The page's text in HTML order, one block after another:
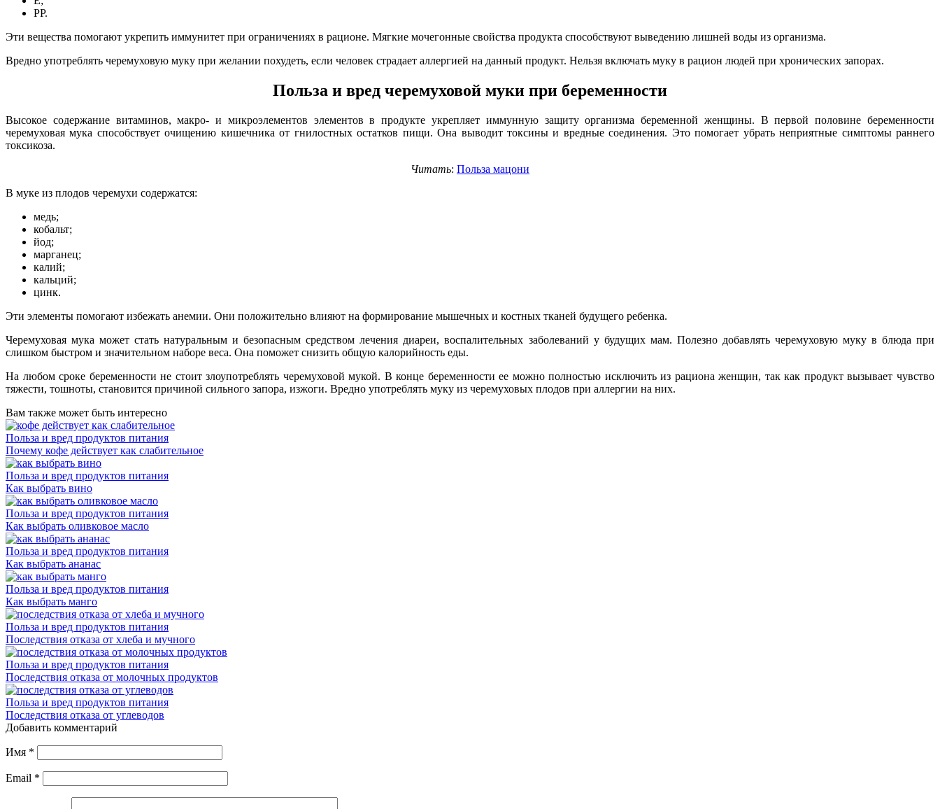
РР.
Эти вещества помогают укрепить иммунитет при ограничениях в рационе. Мягкие мочегонные свойства продукта способствуют выведению лишней воды из организма.
Вредно употреблять черемуховую муку при желании похудеть, если человек страдает аллергией на данный продукт. Нельзя включать муку в рацион людей при хронических запорах.
Польза и вред черемуховой муки при беременности
Высокое содержание витаминов, макро- и микроэлементов элементов в продукте укрепляет иммунную защиту организма беременной женщины. В первой половине беременности
черемуховая мука способствует очищению кишечника от гнилостных остатков пищи. Она выводит токсины и вредные соединения. Это помогает убрать неприятные симптомы раннего
токсикоза.
Читать: Польза мацони
В муке из плодов черемухи содержатся:
медь;
кобальт;
йод;
марганец;
калий;
кальций;
цинк.
Эти элементы помогают избежать анемии. Они положительно влияют на формирование мышечных и костных тканей будущего ребенка.
Черемуховая мука может стать натуральным и безопасным средством лечения диареи, воспалительных заболеваний у будущих мам. Полезно добавлять черемуховую муку в блюда при
слишком быстром и значительном наборе веса. Она поможет снизить общую калорийность еды.
На любом сроке беременности не стоит злоупотреблять черемуховой мукой. В конце беременности ее можно полностью исключить из рациона женщин, так как продукт вызывает чувство
тяжести, тошноты, становится причиной сильного запора, изжоги. Вредно употреблять муку из черемуховых плодов при аллергии на них.
Вам также может быть интересно
Польза и вред продуктов питания
Почему кофе действует как слабительное
Польза и вред продуктов питания
Как выбрать вино
Польза и вред продуктов питания
Как выбрать оливковое масло
Польза и вред продуктов питания
Как выбрать ананас
Польза и вред продуктов питания
Как выбрать манго
Польза и вред продуктов питания
Последствия отказа от хлеба и мучного
Польза и вред продуктов питания
Последствия отказа от молочных продуктов
Польза и вред продуктов питания
Последствия отказа от углеводов
Добавить комментарий
Имя *
Email *